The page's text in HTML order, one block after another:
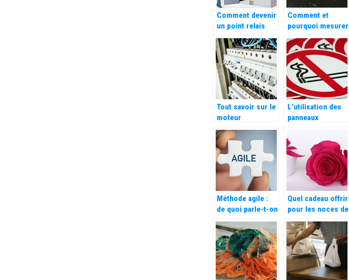
Comment devenir
un point relais
Vinted ?
Comment et
pourquoi mesurer
la qualite de mon
eau ?
Tout savoir sur le
moteur
monophase
L’utilisation des
panneaux
dans les
entreprises
Méthode agile :
de quoi parle-t-on
?
Quel cadeau offrir
pour les noces de
diaman ?